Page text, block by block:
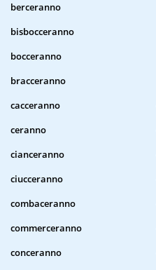
berceranno
bisbocceranno
bocceranno
bracceranno
cacceranno
ceranno
cianceranno
ciucceranno
combaceranno
commerceranno
conceranno